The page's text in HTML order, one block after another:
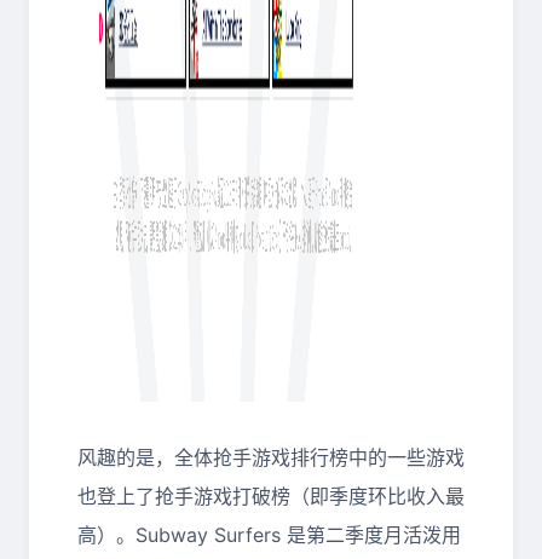
风趣的是，全体抢手游戏排行榜中的一些游戏
也登上了抢手游戏打破榜（即季度环比收入最
高）。Subway Surfers 是第二季度月活泼用